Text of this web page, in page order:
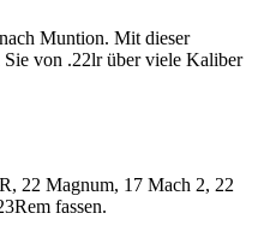
Muntion. Mit dieser
von .22lr über viele Kaliber
22 Magnum, 17 Mach 2, 22
fassen.